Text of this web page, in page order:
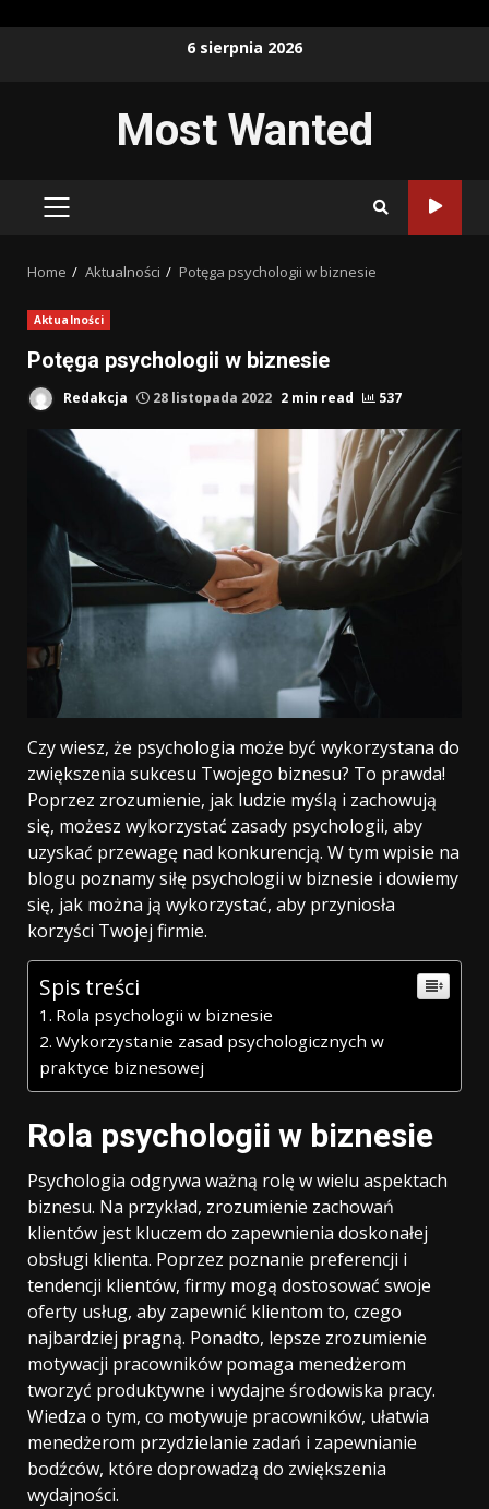
6 sierpnia 2026
Most Wanted
PRIMARY
Home Aktualności Potęga psychologii w biznesie
Aktualności
Potęga psychologii w biznesie
Redakcja 28 listopada 2022 2 min read 537
Czy wiesz, że psychologia może być wykorzystana do
zwiększenia sukcesu Twojego biznesu? To prawda!
Poprzez zrozumienie, jak ludzie myślą i zachowują
się, możesz wykorzystać zasady psychologii, aby
uzyskać przewagę nad konkurencją. W tym wpisie na
blogu poznamy siłę psychologii w biznesie i dowiemy
się, jak można ją wykorzystać, aby przyniosła
korzyści Twojej firmie.
Spis treści
Rola psychologii w biznesie
Wykorzystanie zasad psychologicznych w
praktyce biznesowej
Rola psychologii w biznesie
Psychologia odgrywa ważną rolę w wielu aspektach
biznesu. Na przykład, zrozumienie zachowań
klientów jest kluczem do zapewnienia doskonałej
obsługi klienta. Poprzez poznanie preferencji i
tendencji klientów, firmy mogą dostosować swoje
oferty usług, aby zapewnić klientom to, czego
najbardziej pragną. Ponadto, lepsze zrozumienie
motywacji pracowników pomaga menedżerom
tworzyć produktywne i wydajne środowiska pracy.
Wiedza o tym, co motywuje pracowników, ułatwia
menedżerom przydzielanie zadań i zapewnianie
bodźców, które doprowadzą do zwiększenia
wydajności.